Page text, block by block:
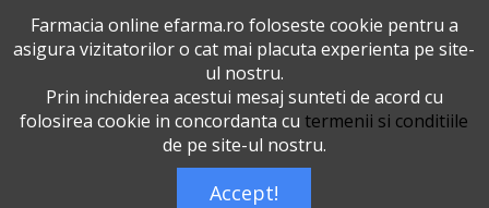
TERMENI SI CONDITII
POLITICA DE CONFIDENTIALITATE
VERSIUNEA DESKTOP
Farmacia online efarma.ro foloseste cookie pentru a
asigura vizitatorilor o cat mai placuta experienta pe site-
ul nostru.
Prin inchiderea acestui mesaj sunteti de acord cu
folosirea cookie in concordanta cu termenii si conditiile
de pe site-ul nostru.
Accept!